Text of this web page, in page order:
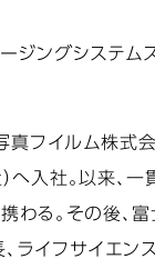
ジングシステム
フイルム株式会
へ入社。以来、一
わる。その後、
ライフサイエン